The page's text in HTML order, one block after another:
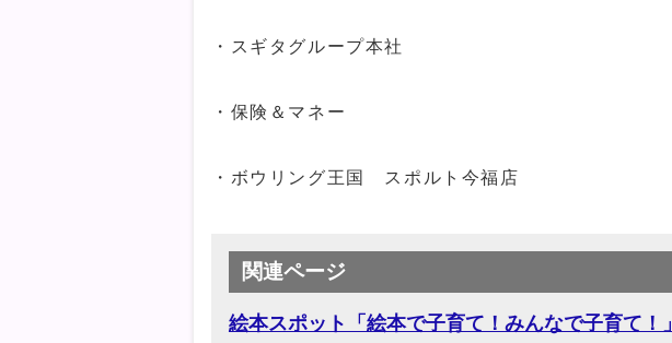
・スギタグループ本社
・保険＆マネー
・ボウリング王国 スポルト今福店
関連ページ
絵本スポット「絵本で子育て！みんなで子育て！」